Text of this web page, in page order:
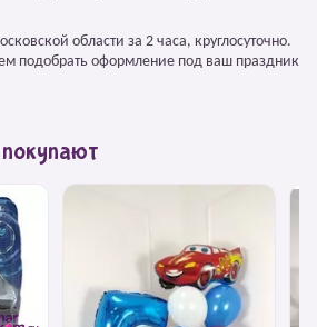
области за 2 часа, круглосуточно.
подобрать оформление под ваш праздник